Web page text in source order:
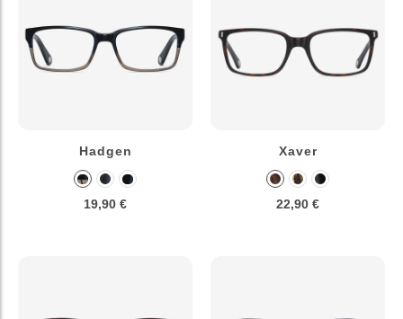
Hadgen
19,90 €
Xaver
22,90 €